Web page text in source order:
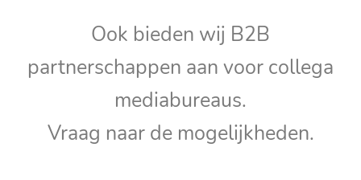
Ook bieden wij B2B
partnerschappen aan voor collega
mediabureaus.
Vraag naar de mogelijkheden.